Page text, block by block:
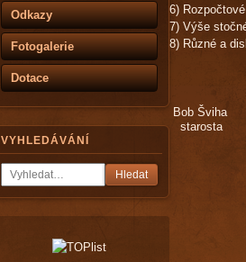
Odkazy
Fotogalerie
Dotace
VYHLEDÁVÁNÍ
Hledat
6)
7) Výše
8) Různé a
Bob